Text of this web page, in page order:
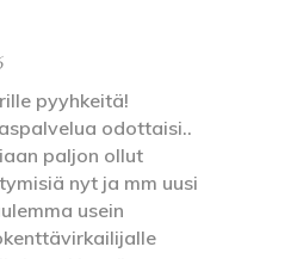
pyyhkeitä!
odottaisi..
paljon ollut
nyt ja mm uusi
usein